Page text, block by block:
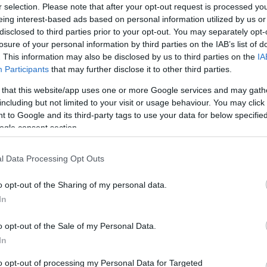
selection. Please note that after your opt-out request is processed
interest-based ads based on personal information utilized by us
to third parties prior to your opt-out. You may separately
of your personal information by third parties on the IAB’s list of
This information may also be disclosed by us to third parties on the
Participants that may further disclose it to other third parties.
that this website/app uses one or more Google services and may
but not limited to your visit or usage behaviour. You may
to Google and its third-party tags to use your data for below
consent section.
Data Processing Opt Outs
opt-out of the Sharing of my personal data.
opt-out of the Sale of my Personal Data.
opt-out of processing my Personal Data for Targeted
περιοχές του νησιού.
κυνηγετικά όπλα, 1.550 ευρώ σε μετρητά και 60
την Αστυνομία κατά την εξάρθρωση
να διέπραττε συστηματικές διαρρήξεις
Η αξία της λείας που αποδίδεται στη δράση της
ευρώ.
επιχείρηση της Υποδιεύθυνσης Δίωξης και
το πρωί της Τρίτης 2 Ιουνίου στην
της Ο.Π.ΔΙ., της Ο.Π.Κ.Ε. και Διμοιρίας
33 και 56 ετών, ενώ στη δικογραφία
αφορούν, κατά περίπτωση, συμμετοχή και
κλοπές από οικίες, κλοπή ηλεκτρικής ενέργειας,
και επικίνδυνη οδήγηση.